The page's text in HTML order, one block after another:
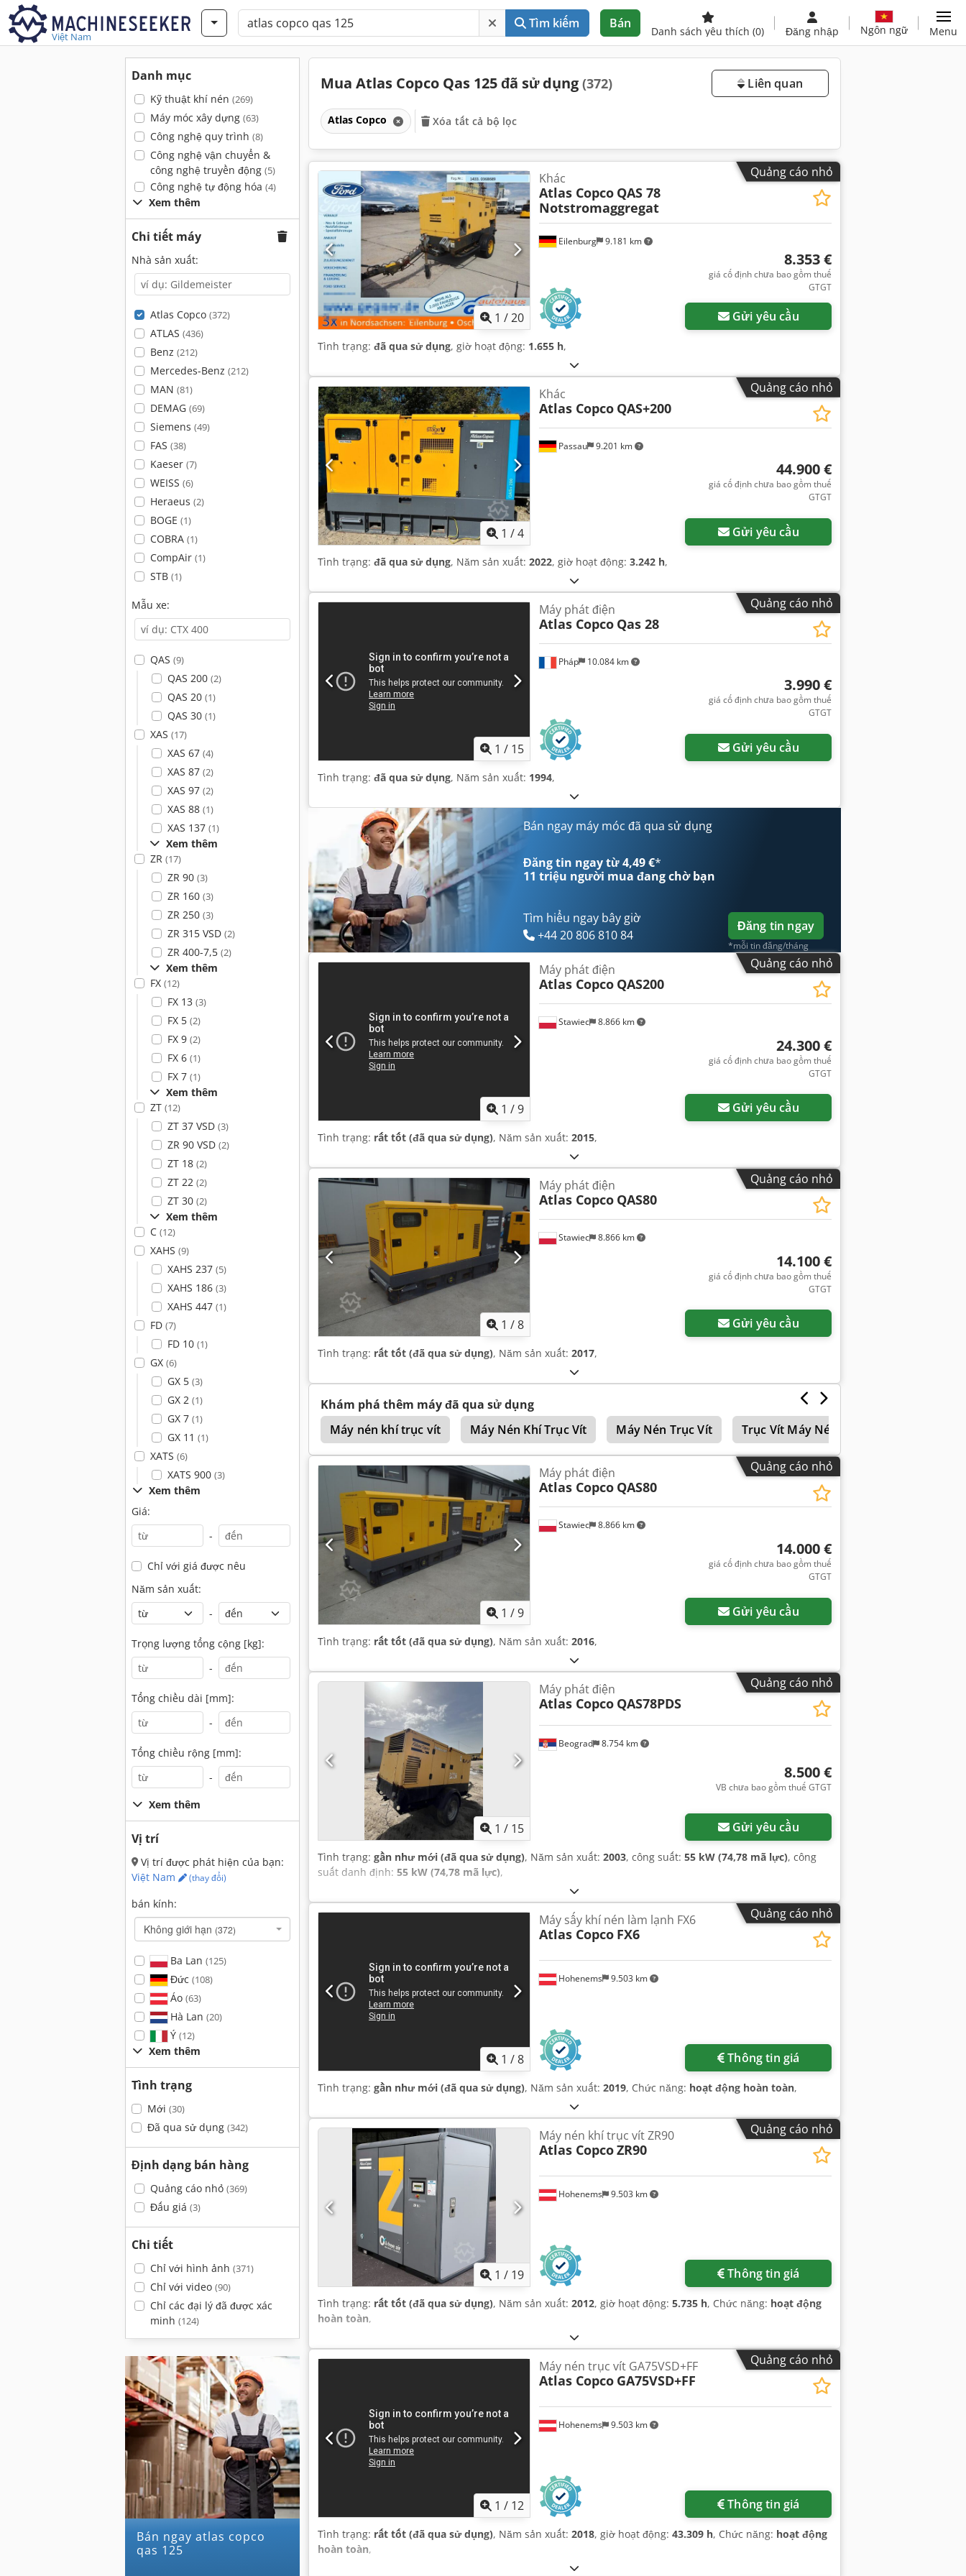
Việt Nam
Tìm kiếm Bán
Danh sách yêu thích (0) Đăng nhập Ngôn ngữ Menu
Danh mục
Kỹ thuật khí nén (269)
Máy móc xây dựng (63)
Công nghệ quy trình (8)
Công nghệ vận chuyển &
công nghệ truyền động (5)
Công nghệ tự động hóa (4)
Xem thêm
Chi tiết máy
Nhà sản xuất:
Atlas Copco (372)
ATLAS (436)
Benz (212)
Mercedes-Benz (212)
MAN (81)
DEMAG (69)
Siemens (49)
FAS (38)
Kaeser (7)
WEISS (6)
Heraeus (2)
BOGE (1)
COBRA (1)
CompAir (1)
STB (1)
Mẫu xe:
QAS (9)
QAS 200 (2)
QAS 20 (1)
QAS 30 (1)
XAS (17)
XAS 67 (4)
XAS 87 (2)
XAS 97 (2)
XAS 88 (1)
XAS 137 (1)
Xem thêm
ZR (17)
ZR 90 (3)
ZR 160 (3)
ZR 250 (3)
ZR 315 VSD (2)
ZR 400-7,5 (2)
Xem thêm
FX (12)
FX 13 (3)
FX 5 (2)
FX 9 (2)
FX 6 (1)
FX 7 (1)
Xem thêm
ZT (12)
ZT 37 VSD (3)
ZR 90 VSD (2)
ZT 18 (2)
ZT 22 (2)
ZT 30 (2)
Xem thêm
C (12)
XAHS (9)
XAHS 237 (5)
XAHS 186 (3)
XAHS 447 (1)
FD (7)
FD 10 (1)
GX (6)
GX 5 (3)
GX 2 (1)
GX 7 (1)
GX 11 (1)
XATS (6)
XATS 900 (3)
Xem thêm
Giá:
-
Chỉ với giá được nêu
Năm sản xuất:
-
Trọng lượng tổng cộng [kg]:
-
Tổng chiều dài [mm]:
-
Tổng chiều rộng [mm]:
-
Xem thêm
Vị trí
Vị trí được phát hiện của bạn:
Việt Nam
(thay đổi)
bán kính:
Không giới hạn (372)
Ba Lan (125)
Đức (108)
Áo (63)
Hà Lan (20)
Ý (12)
Xem thêm
Tình trạng
Mới (30)
Đã qua sử dụng (342)
Định dạng bán hàng
Quảng cáo nhỏ (369)
Đấu giá (3)
Chi tiết
Chỉ với hình ảnh (371)
Chỉ với video (90)
Chỉ các đại lý đã được xác
minh (124)
Bán ngay atlas copco
qas 125
Mua Atlas Copco Qas 125 đã sử dụng (372) Liên quan
Atlas Copco Xóa tất cả bộ lọc
Quảng cáo nhỏ
1 /20
Eilenburg 9.181 km
Khác
Atlas Copco QAS 78
Notstromaggregat
8.353 €
giá cố định chưa bao gồm thuế
GTGT
Gửi yêu cầu
Tình trạng: đã qua sử dụng, giờ hoạt động: 1.655 h,
Quảng cáo nhỏ
1 /4
Passau 9.201 km
Khác
Atlas Copco QAS+200
44.900 €
giá cố định chưa bao gồm thuế
GTGT
Gửi yêu cầu
Tình trạng: đã qua sử dụng, Năm sản xuất: 2022, giờ hoạt động: 3.242 h,
Quảng cáo nhỏ
1 / 15
Pháp 10.084 km
Máy phát điện
Atlas Copco Qas 28
3.990 €
giá cố định chưa bao gồm thuế
GTGT
Gửi yêu cầu
Tình trạng: đã qua sử dụng, Năm sản xuất: 1994,
Bán ngay máy móc đã qua sử dụng
Đăng tin ngay từ 4,49 €*
11 triệu người mua đang chờ bạn
Tìm hiểu ngay bây giờ
+44 20 806 810 84
Đăng tin ngay
*mỗi tin đăng/tháng
Quảng cáo nhỏ
1 /9
Stawiec 8.866 km
Máy phát điện
Atlas Copco QAS200
24.300 €
giá cố định chưa bao gồm thuế
GTGT
Gửi yêu cầu
Tình trạng: rất tốt (đã qua sử dụng), Năm sản xuất: 2015,
Quảng cáo nhỏ
1 /8
Stawiec 8.866 km
Máy phát điện
Atlas Copco QAS80
14.100 €
giá cố định chưa bao gồm thuế
GTGT
Gửi yêu cầu
Tình trạng: rất tốt (đã qua sử dụng), Năm sản xuất: 2017,
Khám phá thêm máy đã qua sử dụng
Máy nén khí trục vít
Máy Nén Khí Trục Vít Máy Nén Trục Vít Trục Vít Máy Nén Khí-Msk Tôi
Máy Phát Điện Hút Thuốc Lá
Quảng cáo nhỏ
1 /9
Stawiec 8.866 km
Máy phát điện
Atlas Copco QAS80
14.000 €
giá cố định chưa bao gồm thuế
GTGT
Gửi yêu cầu
Tình trạng: rất tốt (đã qua sử dụng), Năm sản xuất: 2016,
Quảng cáo nhỏ
1 / 15
Beograd 8.754 km
Máy phát điện
Atlas Copco QAS78PDS
8.500 €
VB chưa bao gồm thuế GTGT
Gửi yêu cầu
Tình trạng: gần như mới (đã qua sử dụng), Năm sản xuất: 2003, công suất: 55 kW (74,78 mã lực), công
suất danh định: 55 kW (74,78 mã lực),
Quảng cáo nhỏ
1 /8
Hohenems 9.503 km
Máy sấy khí nén làm lạnh FX6
Atlas Copco FX6
Thông tin giá
Tình trạng: gần như mới (đã qua sử dụng), Năm sản xuất: 2019, Chức năng: hoạt động hoàn toàn,
Quảng cáo nhỏ
1 / 19
Hohenems 9.503 km
Máy nén khí trục vít ZR90
Atlas CopcoZR90
Thông tin giá
Tình trạng: rất tốt (đã qua sử dụng), Năm sản xuất: 2012, giờ hoạt động: 5.735 h, Chức năng: hoạt động
hoàn toàn,
Quảng cáo nhỏ
1 / 12
Hohenems 9.503 km
Máy nén trục vít GA75VSD+FF
Atlas Copco GA75VSD+FF
Thông tin giá
Tình trạng: rất tốt (đã qua sử dụng), Năm sản xuất: 2018, giờ hoạt động: 43.309 h, Chức năng: hoạt động
hoàn toàn,